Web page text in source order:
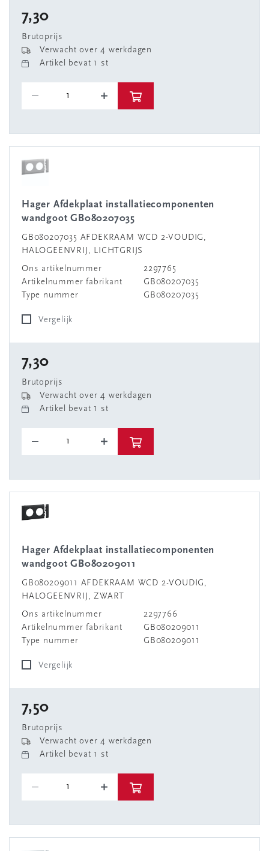
7,30
Brutoprijs
Verwacht over 4 werkdagen
Artikel bevat 1 st
Hager Afdekplaat installatiecomponenten
wandgoot GB080207035
GB080207035 AFDEKRAAM WCD 2-VOUDIG,
HALOGEENVRIJ, LICHTGRIJS
Ons artikelnummer
2297765
Artikelnummer fabrikant
GB080207035
Type nummer
GB080207035
Vergelijk
7,30
Brutoprijs
Verwacht over 4 werkdagen
Artikel bevat 1 st
Hager Afdekplaat installatiecomponenten
wandgoot GB080209011
GB080209011 AFDEKRAAM WCD 2-VOUDIG,
HALOGEENVRIJ, ZWART
Ons artikelnummer
2297766
Artikelnummer fabrikant
GB080209011
Type nummer
GB080209011
Vergelijk
7,50
Brutoprijs
Verwacht over 4 werkdagen
Artikel bevat 1 st